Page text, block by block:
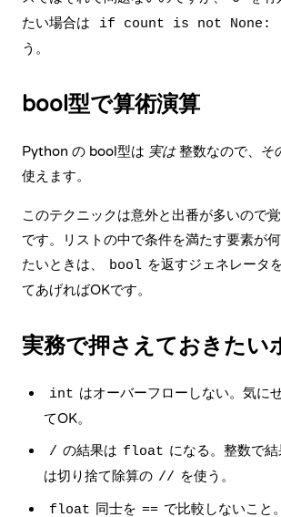
たい場合は
if count is not None:
う。
bool型で算術演算
Python の bool型は 実は整数なので、そ
使えます。
このテクニックは意外と出番が多いので
です。リストの中で条件を満たす要素が
たいときは、
bool を返すジェネレータ
てあげればOKです。
実務で押さえておきたい
int はオーバーフローしない。気に
てOK。
/ の結果は float になる。整数で
は切り捨て除算の // を使う。
float 同士を == で比較しないこと